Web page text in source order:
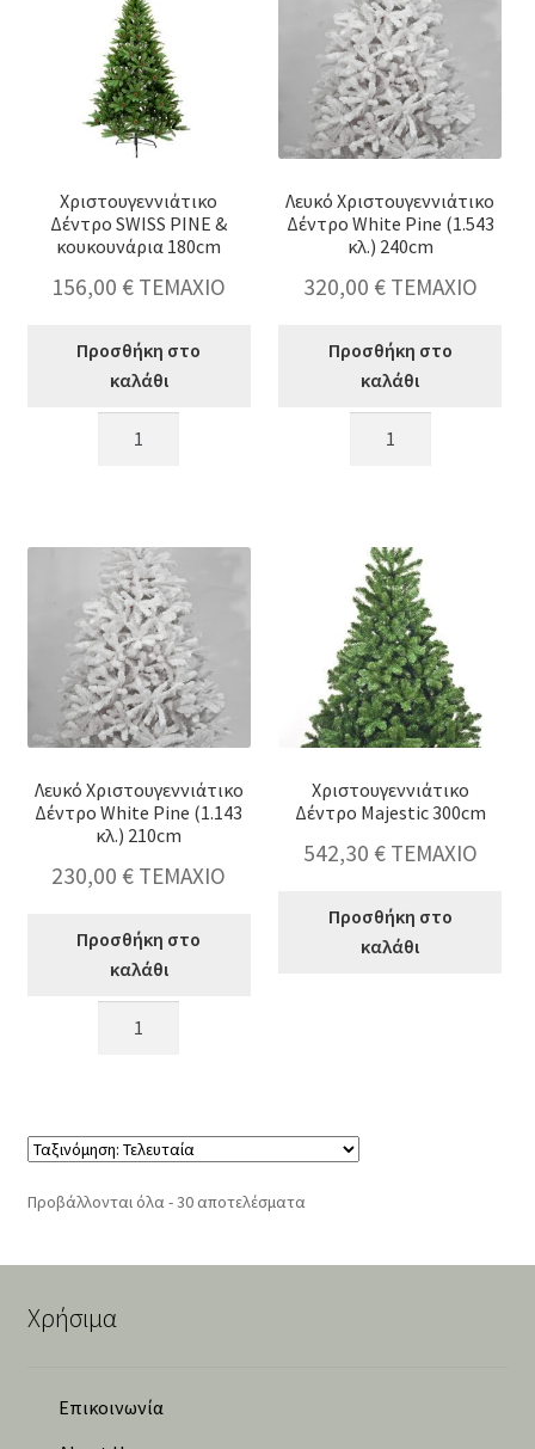
240cm
ποσότητα
210cm
ποσότητα
Χριστουγεννιάτικο
Δέντρο SWISS PINE &
κουκουνάρια 180cm
156,00 € ΤΕΜΑΧΙΟ
Προσθήκη στο
καλάθι
&
κουκουνάρια
180cm
ποσότητα
Λευκό Χριστουγεννιάτικο
Δέντρο White Pine (1.543
κλ.) 240cm
320,00 € ΤΕΜΑΧΙΟ
Προσθήκη στο
καλάθι
Pine
(1.543
κλ.)
240cm
ποσότητα
Λευκό Χριστουγεννιάτικο
Δέντρο White Pine (1.143
κλ.) 210cm
230,00 € ΤΕΜΑΧΙΟ
Προσθήκη στο
καλάθι
Pine
(1.143
κλ.)
Χριστουγεννιάτικο
Δέντρο Majestic 300cm
542,30 € ΤΕΜΑΧΙΟ
Προσθήκη στο
καλάθι
Προβάλλονται όλα - 30 αποτελέσματαSorted
Χρήσιμα
Επικοινωνία